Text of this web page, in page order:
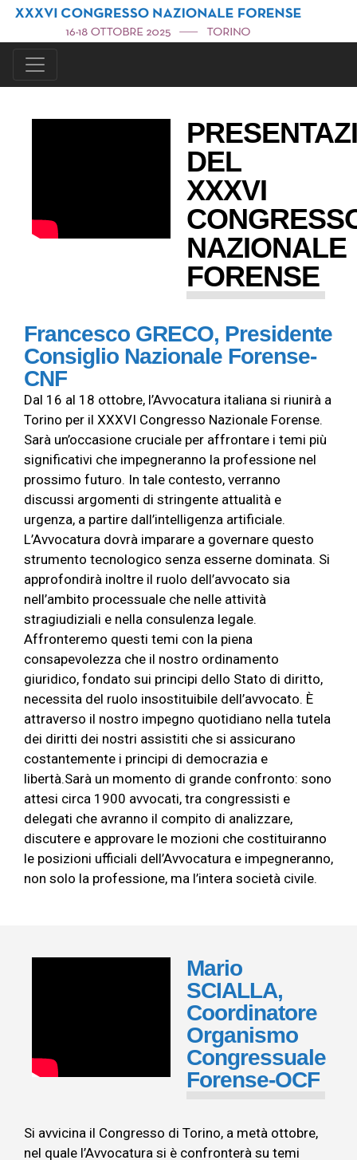
DEL
XXXVI
NAZIONALE
FORENSE
Francesco GRECO, Presidente
Consiglio Nazionale Forense-
CNF
Dal 16 al 18 ottobre, l’Avvocatura italiana si riunirà a
Torino per il XXXVI Congresso Nazionale Forense.
Sarà un’occasione cruciale per affrontare i temi più
significativi che impegneranno la professione nel
prossimo futuro. In tale contesto, verranno
discussi argomenti di stringente attualità e
urgenza, a partire dall’intelligenza artificiale.
L’Avvocatura dovrà imparare a governare questo
strumento tecnologico senza esserne dominata. Si
approfondirà inoltre il ruolo dell’avvocato sia
nell’ambito processuale che nelle attività
stragiudiziali e nella consulenza legale.
Affronteremo questi temi con la piena
consapevolezza che il nostro ordinamento
giuridico, fondato sui principi dello Stato di diritto,
necessita del ruolo insostituibile dell’avvocato. È
attraverso il nostro impegno quotidiano nella tutela
dei diritti dei nostri assistiti che si assicurano
costantemente i principi di democrazia e
libertà.Sarà un momento di grande confronto: sono
attesi circa 1900 avvocati, tra congressisti e
delegati che avranno il compito di analizzare,
discutere e approvare le mozioni che costituiranno
le posizioni ufficiali dell’Avvocatura e impegneranno,
non solo la professione, ma l’intera società civile.
Mario
SCIALLA,
Coordinatore
Organismo
Congressuale
Forense-OCF
Si avvicina il Congresso di Torino, a metà ottobre,
nel quale l’Avvocatura si è confronterà su temi